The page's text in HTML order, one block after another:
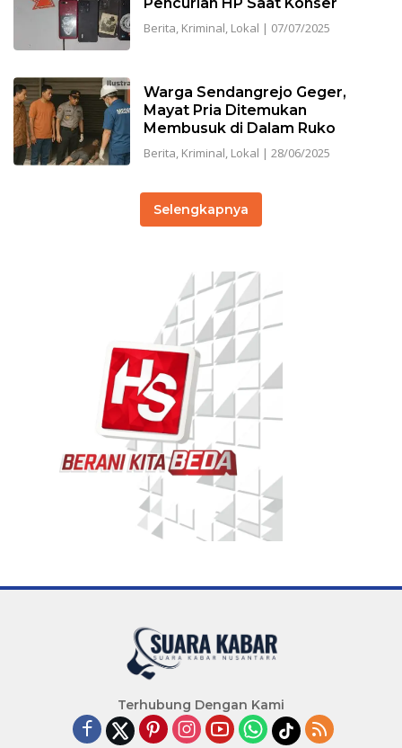
Pencurian HP Saat Konser
Berita, Kriminal, Lokal | 07/07/2025
Warga Sendangrejo Geger,
Mayat Pria Ditemukan
Membusuk di Dalam Ruko
Berita, Kriminal, Lokal | 28/06/2025
Selengkapnya
Terhubung Dengan Kami